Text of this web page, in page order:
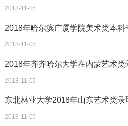
2018-11-05
2018年哈尔滨广厦学院美术类本科
2018-11-05
2018年齐齐哈尔大学在内蒙艺术类
2018-11-05
东北林业大学2018年山东艺术类录
2018-11-05